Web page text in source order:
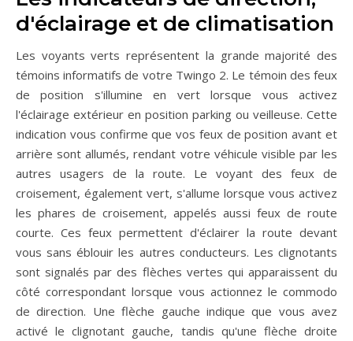
d'éclairage et de climatisation
Les voyants verts représentent la grande majorité des
témoins informatifs de votre Twingo 2. Le témoin des feux
de position s'illumine en vert lorsque vous activez
l'éclairage extérieur en position parking ou veilleuse. Cette
indication vous confirme que vos feux de position avant et
arrière sont allumés, rendant votre véhicule visible par les
autres usagers de la route. Le voyant des feux de
croisement, également vert, s'allume lorsque vous activez
les phares de croisement, appelés aussi feux de route
courte. Ces feux permettent d'éclairer la route devant
vous sans éblouir les autres conducteurs. Les clignotants
sont signalés par des flèches vertes qui apparaissent du
côté correspondant lorsque vous actionnez le commodo
de direction. Une flèche gauche indique que vous avez
activé le clignotant gauche, tandis qu'une flèche droite